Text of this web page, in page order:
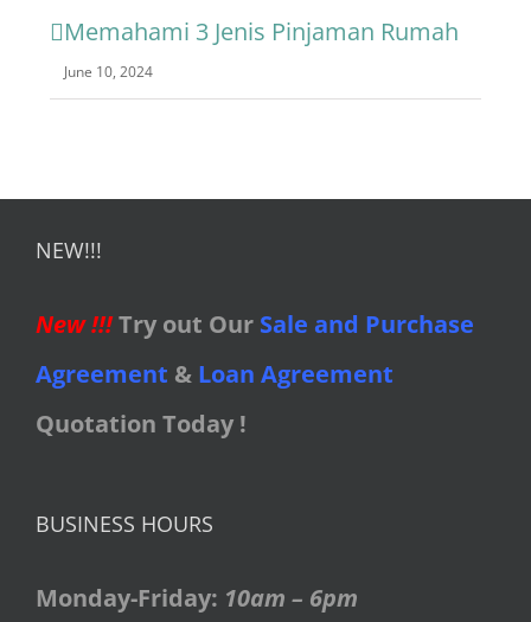
Memahami 3 Jenis Pinjaman Rumah
June 10, 2024
NEW!!!
New !!!Try out Our Sale and Purchase
Agreement & Loan Agreement
Quotation Today !
BUSINESS HOURS
Monday-Friday: 10am – 6pm